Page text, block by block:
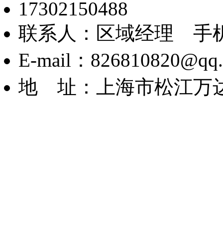
17302150488
联系人：区域经理 手
E-mail：
地 址：上海市松江万